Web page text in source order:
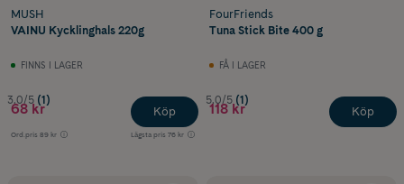
MUSH
VAINU Kycklinghals 220g
FINNS I LAGER
3.0/5 (1)
68 kr
Ord.pris 89 kr Lägsta pris 76 kr
Köp
FourFriends
Tuna Stick Bite 400 g
FÅ I LAGER
5.0/5 (1)
118 kr Köp